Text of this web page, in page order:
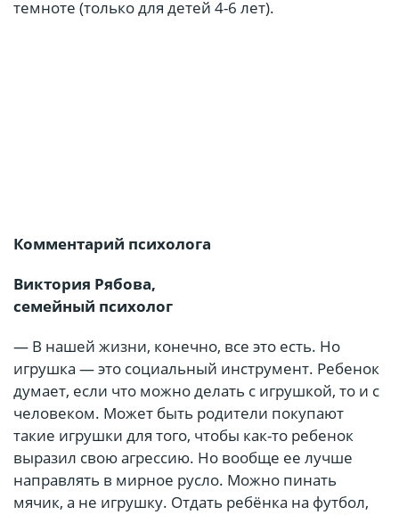
темноте (только для детей 4-6 лет).
Комментарий психолога
Виктория Рябова,
семейный психолог
— В нашей жизни, конечно, все это есть. Но
игрушка — это социальный инструмент. Ребенок
думает, если что можно делать с игрушкой, то и с
человеком. Может быть родители покупают
такие игрушки для того, чтобы как-то ребенок
выразил свою агрессию. Но вообще ее лучше
направлять в мирное русло. Можно пинать
мячик, а не игрушку. Отдать ребёнка на футбол,